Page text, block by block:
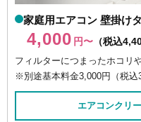
家庭用エアコン 壁掛け
4,000 円〜 （税込
フィルターにつまったホコリ
※別途基本料金3,000円（税込
エアコンクリ